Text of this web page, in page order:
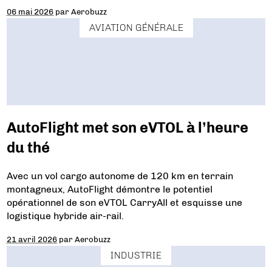
06 mai 2026 parAerobuzz
AVIATION GÉNÉRALE
AutoFlight met son eVTOL à l’heure
du thé
Avec un vol cargo autonome de 120 km en terrain
montagneux, AutoFlight démontre le potentiel
opérationnel de son eVTOL CarryAll et esquisse une
logistique hybride air-rail.
21 avril 2026 parAerobuzz
INDUSTRIE